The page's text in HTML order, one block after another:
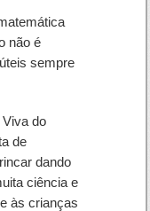
não é
sempre
do
de
dando
ciência e
às crianças